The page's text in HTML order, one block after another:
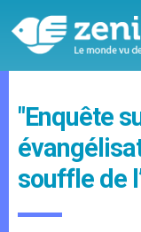
"Enquête
souffle de